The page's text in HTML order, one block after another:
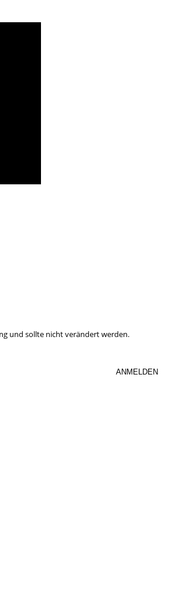
und sollte nicht verändert werden.